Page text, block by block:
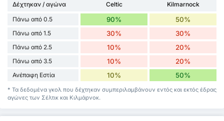
Δέχτηκαν / αγώνα Celtic
Kilmarnock
Πάνω από 0.5
90% 50%
Πάνω από 1.5 30% 30%
Πάνω από 2.5 10% 20%
Πάνω από 3.5 10% 20%
Ανέπαφη Εστία 10% 50%
* Τα δεδομένα γκολ που δέχτηκαν συμπεριλαμβάνουν εντός και εκτός έδρας
αγώνες των Σέλτικ και Κιλμάρνοκ.